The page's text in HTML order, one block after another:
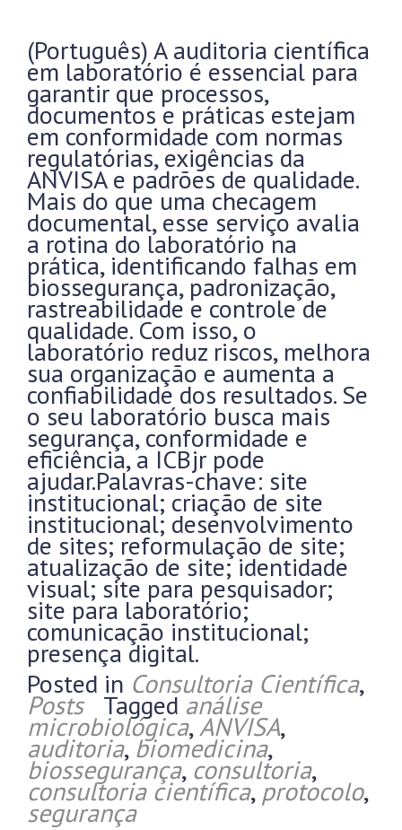
(Português) A auditoria científica
em laboratório é essencial para
garantir que processos,
documentos e práticas estejam
em conformidade com normas
regulatórias, exigências da
ANVISA e padrões de qualidade.
Mais do que uma checagem
documental, esse serviço avalia
a rotina do laboratório na
prática, identificando falhas em
biossegurança, padronização,
rastreabilidade e controle de
qualidade. Com isso, o
laboratório reduz riscos, melhora
sua organização e aumenta a
confiabilidade dos resultados. Se
o seu laboratório busca mais
segurança, conformidade e
eficiência, a ICBjr pode
ajudar.Palavras-chave: site
institucional; criação de site
institucional; desenvolvimento
de sites; reformulação de site;
atualização de site; identidade
visual; site para pesquisador;
site para laboratório;
comunicação institucional;
presença digital.
Posted in Consultoria Científica,
Posts Tagged análise
microbiológica,ANVISA,
auditoria,biomedicina,
biossegurança, consultoria,
consultoria científica,protocolo,
segurança